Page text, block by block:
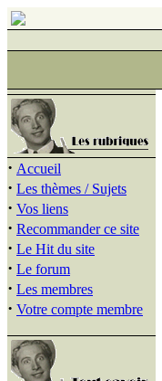
· Accueil
· Les thèmes / Sujets
· Vos liens
· Recommander ce site
· Le Hit du site
· Le forum
· Les membres
· Votre compte membre